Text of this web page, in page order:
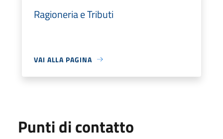
Ragioneria e Tributi
VAI ALLA PAGINA
Punti di contatto